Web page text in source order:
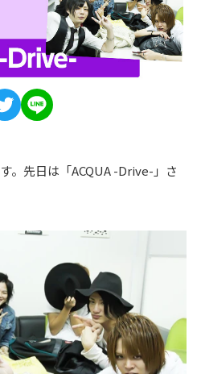
。先日は「ACQUA -Drive-」さ